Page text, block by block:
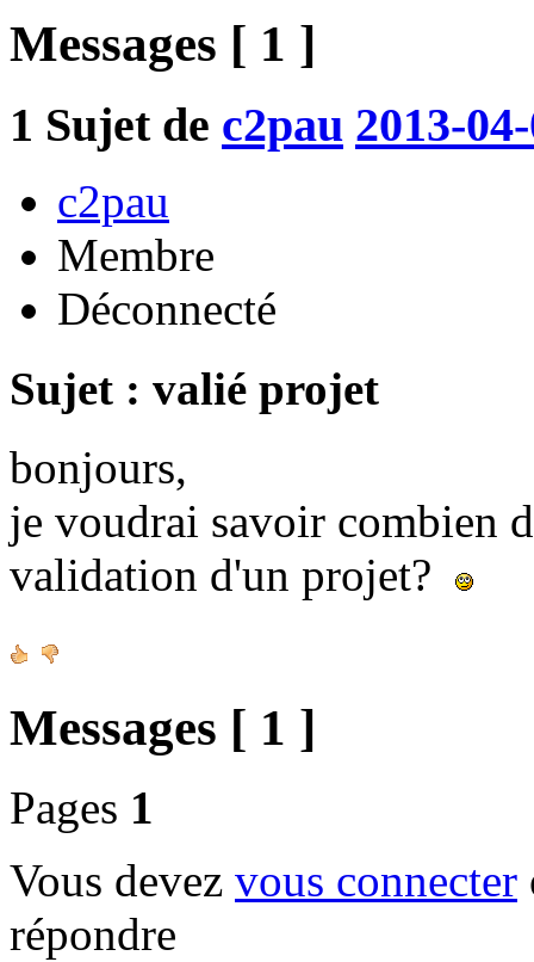
Messages [ 1 ]
1 Sujet de c2pau 2013-
c2pau
Membre
Déconnecté
Sujet : valié projet
bonjours,
je voudrai savoir combien
validation d'un projet?
Messages [ 1 ]
Pages 1
Vous devez vous connecter
répondre